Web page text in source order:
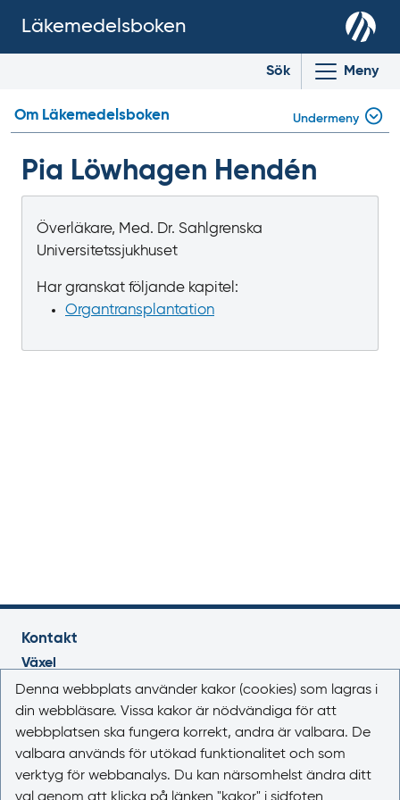
Läkemedelsboken
Sök Meny
Pia Löwhagen Hendén
Överläkare, Med. Dr. Sahlgrenska
Universitetssjukhuset
Har granskat följande kapitel:
Organtrans­plantation
Om Läkemedelsboken Undermeny
Kontakt
Växel
018-17 46 00
Vardagar 08.00-16.30
E-post
registrator@lakemedelsverket.se
Denna webbplats använder kakor (cookies) som lagras i
din webbläsare. Vissa kakor är nödvändiga för att
webbplatsen ska fungera korrekt, andra är valbara. De
valbara används för utökad funktionalitet och som
verktyg för webbanalys. Du kan närsomhelst ändra ditt